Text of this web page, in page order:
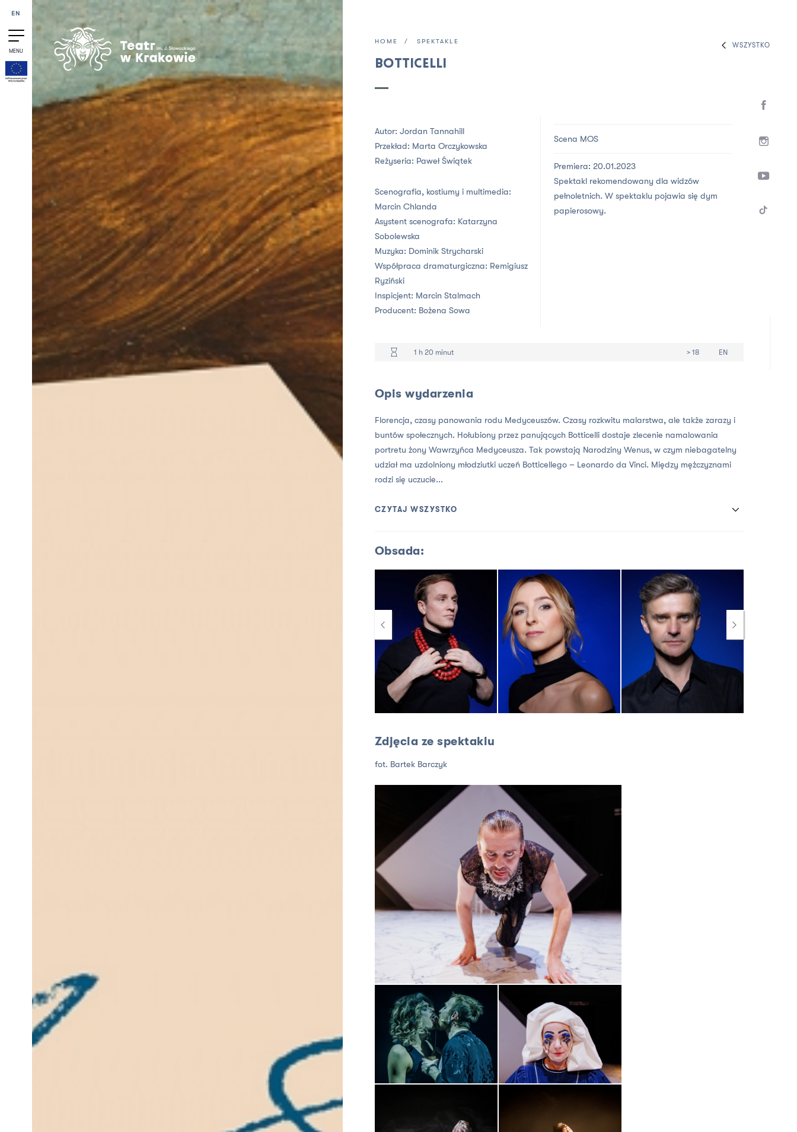
Przejdź do treści
EN
MENU
WSZYSTKO
HOME SPEKTAKLE
Botticelli
Autor: Jordan Tannahill
Przekład: Marta Orczykowska
Reżyseria: Paweł Świątek
Scenografia, kostiumy i multimedia:
Marcin Chlanda
Asystent scenografa: Katarzyna
Sobolewska
Muzyka: Dominik Strycharski
Współpraca dramaturgiczna: Remigiusz
Ryziński
Inspicjent: Marcin Stalmach
Producent: Bożena Sowa
Scena MOS
Premiera: 20.01.2023
Spektakl rekomendowany dla widzów
pełnoletnich. W spektaklu pojawia się dym
papierosowy.
1 h 20 minut > 18 EN
Opis wydarzenia
Florencja, czasy panowania rodu Medyceuszów. Czasy rozkwitu malarstwa, ale także zarazy i
buntów społecznych. Hołubiony przez panujących Botticelli dostaje zlecenie namalowania
portretu żony Wawrzyńca Medyceusza. Tak powstają Narodziny Wenus, w czym niebagatelny
udział ma uzdolniony młodziutki uczeń Botticellego – Leonardo da Vinci. Między mężczyznami
rodzi się uczucie...
CZYTAJ WSZYSTKO
Obsada:
Zdjęcia ze spektaklu
fot. Bartek Barczyk